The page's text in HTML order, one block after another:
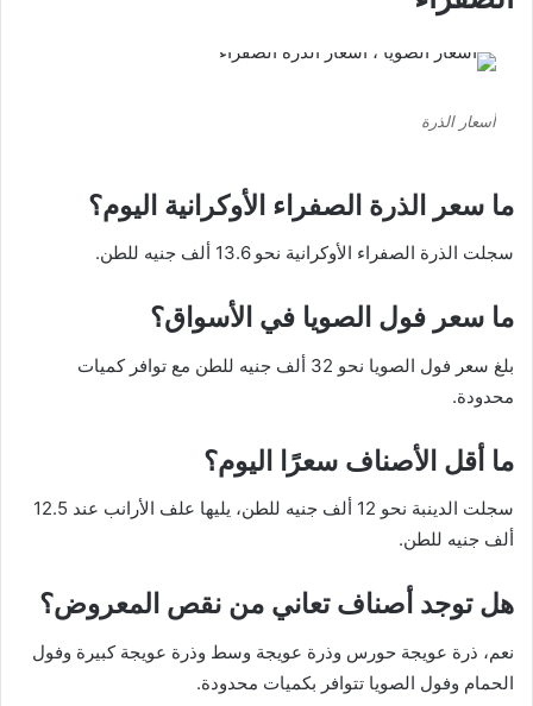
أسعار الذرة
ما سعر الذرة الصفراء الأوكرانية اليوم؟
سجلت الذرة الصفراء الأوكرانية نحو 13.6 ألف جنيه للطن.
ما سعر فول الصويا في الأسواق؟
بلغ سعر فول الصويا نحو 32 ألف جنيه للطن مع توافر كميات
محدودة.
ما أقل الأصناف سعرًا اليوم؟
سجلت الدينبة نحو 12 ألف جنيه للطن، يليها علف الأرانب عند 12.5
ألف جنيه للطن.
هل توجد أصناف تعاني من نقص المعروض؟
نعم، ذرة عويجة حورس وذرة عويجة وسط وذرة عويجة كبيرة وفول
الحمام وفول الصويا تتوافر بكميات محدودة.